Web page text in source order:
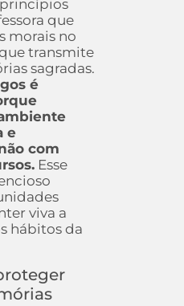
que
morais no
transmite
sagradas.
é
e
com
Esse
viva a
hábitos da